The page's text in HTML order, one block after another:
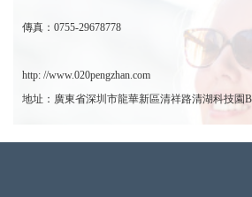
傳真：0755-29678778
http: //www.020pengzhan.com
地址：廣東省深圳市龍華新區清祥路清湖科技園